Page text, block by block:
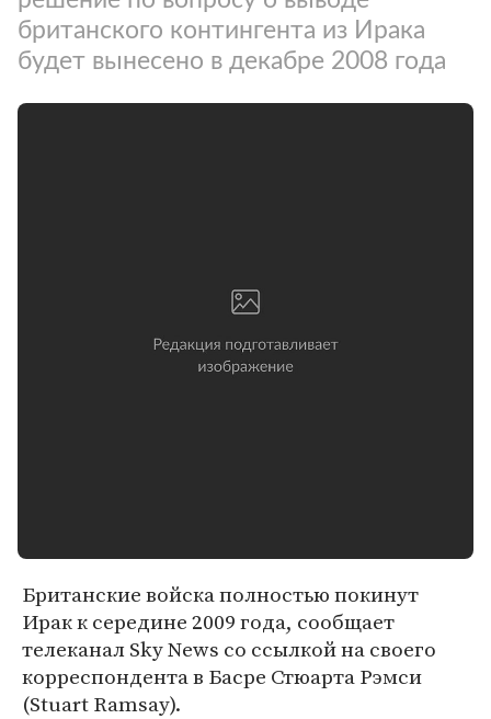
британского контингента из Ирака
будет вынесено в декабре 2008 года
Британские войска полностью покинут
Ирак к середине 2009 года, сообщает
телеканал Sky News со ссылкой на своего
корреспондента в Басре Стюарта Рэмси
(Stuart Ramsay).